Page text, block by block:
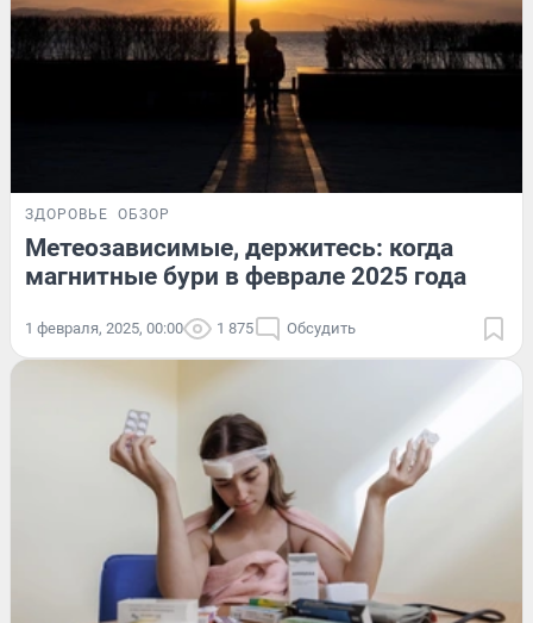
ЗДОРОВЬЕ ОБЗОР
Метеозависимые, держитесь: когда
магнитные бури в феврале 2025 года
1 февраля, 2025, 00:00 1 875 Обсудить